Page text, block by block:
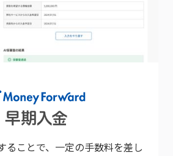
ることで、一定の手数料を差し